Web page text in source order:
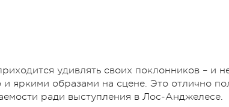
удивлять своих поклонников – и
яркими образами на сцене. Это отлично
ради выступления в Лос-Анджелесе.